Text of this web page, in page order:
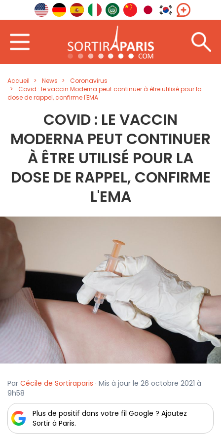
Accueil News
Coronavirus
Covid : le vaccin Moderna peut continuer à être utilisé pour la
dose de rappel, confirme l'EMA
COVID : LE VACCIN
MODERNA PEUT CONTINUER
À ÊTRE UTILISÉ POUR LA
DOSE DE RAPPEL, CONFIRME
L'EMA
Par Cécile de Sortiraparis · Mis à jour le 26 octobre 2021 à
9h58
Plus de positif dans votre fil Google ? Ajoutez
Sortir à Paris.